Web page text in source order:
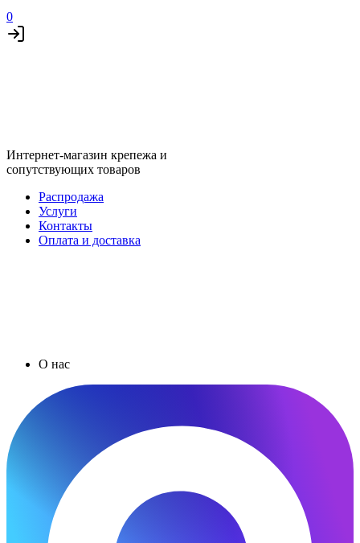
0
Интернет-магазин крепежа и
сопутствующих товаров
Распродажа
Услуги
Контакты
Оплата и доставка
О нас